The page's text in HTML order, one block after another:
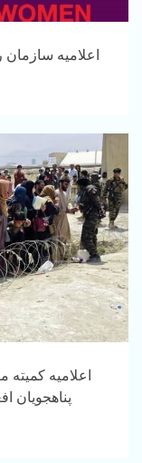
اعلامیه کمیته
پناهجویان